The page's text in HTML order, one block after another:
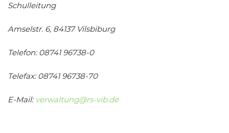
Schulleitung
Amselstr. 6, 84137 Vilsbiburg
Telefon:08741 96738-0
Telefax:08741 96738-70
E-Mail: verwaltung@rs-vib.de